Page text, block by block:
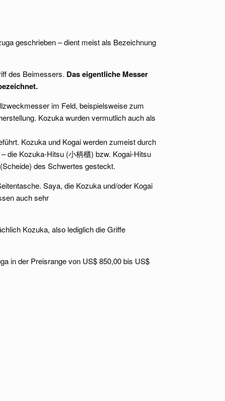
geschrieben – dient meist als Bezeichnung
des Beimessers. Das eigentliche Messer
im Feld, beispielsweise zum
Kozuka wurden vermutlich auch als
Kozuka und Kogai werden zumeist durch
die Kozuka-Hitsu (⼩柄櫃) bzw. Kogai-Hitsu
des Schwertes gesteckt.
Saya, die Kozuka und/oder Kogai
auch sehr
Kozuka, also lediglich die Griffe
in der Preisrange von US$ 850,00 bis US$